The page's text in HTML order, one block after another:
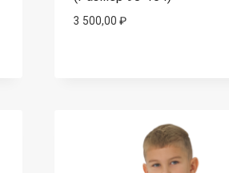
3 500,00 ₽